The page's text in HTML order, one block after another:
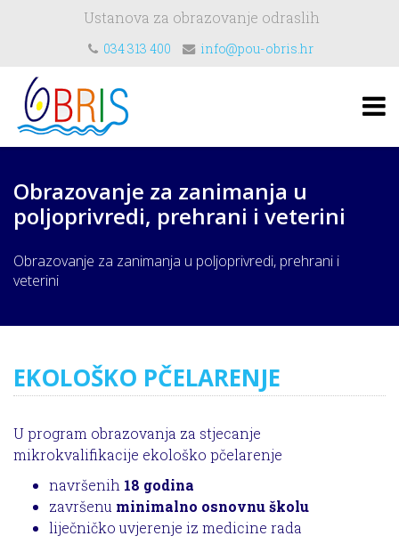
Ustanova za obrazovanje odraslih
034 313 400 info@pou-obris.hr
Obrazovanje za zanimanja u
poljoprivredi, prehrani i veterini
Obrazovanje za zanimanja u poljoprivredi, prehrani i
veterini
EKOLOŠKO PČELARENJE
U program obrazovanja za stjecanje
mikrokvalifikacije ekološko pčelarenje
navršenih 18 godina
završenu minimalno osnovnu školu
liječničko uvjerenje iz medicine rada